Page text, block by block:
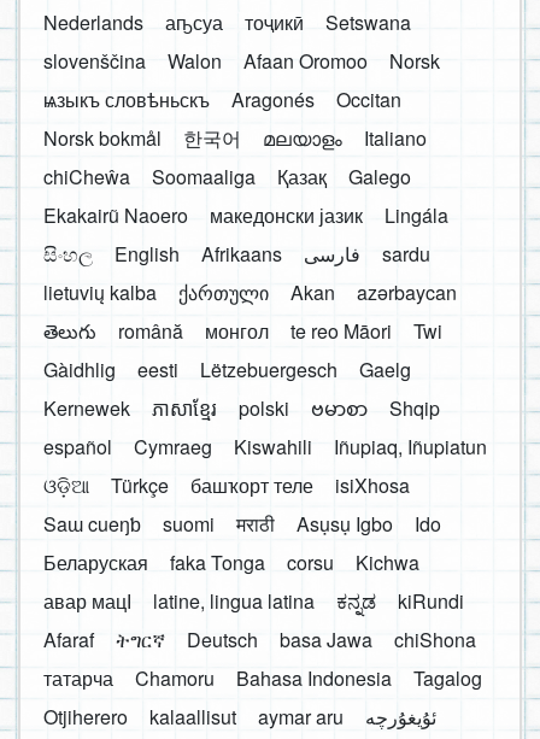
Nederlands аҧсуа тоҷикӣ
Setswana
slovenščina
Walon Afaan Oromoo
Norsk
ѩзыкъ словѣньскъ
Aragonés
Occitan
Norsk bokmål
한국어 മലയാളം
Italiano
chiCheŵa
Soomaaliga Қазақ
Galego
Ekakairũ Naoero
македонски јазик
Lingála
සිංහල
English Afrikaans فارسی
sardu
lietuvių kalba
ქართული Akan
azərbaycan
తెలుగు
română монгол te reo Māori
Twi
Gàidhlig
eesti Lëtzebuergesch
Gaelg
Kernewek
ភាសាខ្មែរ polski ဗမာစာ
Shqip
español
Cymraeg Kiswahili
Iñupiaq, Iñupiatun
ଓଡ଼ିଆ
Türkçe башҡорт теле
isiXhosa
Saɯ cueŋƅ
suomi मराठी Asụsụ Igbo
Ido
Беларуская
faka Tonga corsu
Kichwa
авар мацӀ
latine, lingua latina ಕನ್ನಡ
kiRundi
Afaraf
ትግርኛ Deutsch basa Jawa
chiShona
татарча
Chamoru Bahasa Indonesia
Tagalog
Otjiherero
kalaallisut aymar aru